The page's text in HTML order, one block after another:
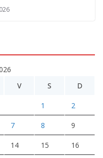
V S D
1 2
7 8 9
14 15 16